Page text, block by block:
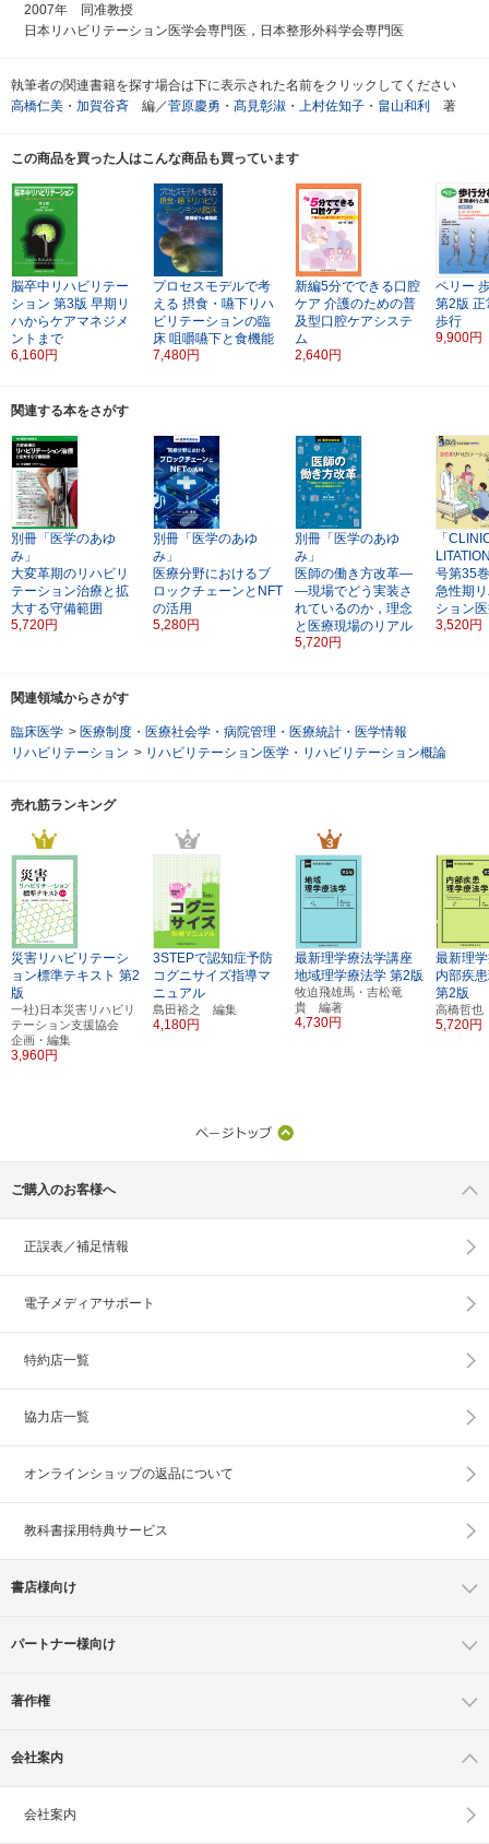
2007年 同准教授
日本リハビリテーション医学会専門医，日本整形外科学会専門医
執筆者の関連書籍を探す場合は下に表示された名前をクリックしてください
高橋仁美 ・ 加賀谷斉 編／菅原慶勇 ・ 髙見彰淑 ・ 上村佐知子 ・ 畠山和利 著
この商品を買った人はこんな商品も買っています
脳卒中リハビリテー
ション 第3版 早期リ
ハからケアマネジメ
ントまで
6,160円
プロセスモデルで考
える 摂食・嚥下リハ
ビリテーションの臨
床 咀嚼嚥下と食機能
7,480円
新編5分でできる口腔
ケア 介護のための普
及型口腔ケアシステ
ム
2,640円
ペリー
第2版 正
歩行
9,900円
関連する本をさがす
別冊「医学のあゆ
み」
大変革期のリハビリ
テーション治療と拡
大する守備範囲
5,720円
別冊「医学のあゆ
み」
医療分野におけるブ
ロックチェーンとNFT
の活用
5,280円
別冊「医学のあゆ
み」
医師の働き方改革―
―現場でどう実装さ
れているのか，理念
と医療現場のリアル
5,720円
「
号第35
急性期
ション
3,520円
関連領域からさがす
臨床医学 > 医療制度・医療社会学・病院管理・医療統計・医学情報
リハビリテーション > リハビリテーション医学・リハビリテーション概論
売れ筋ランキング
災害リハビリテーシ
ョン標準テキスト 第2
版
一社)日本災害リハビリ
テーション支援協会
企画・編集
3,960円
3STEPで認知症予防
コグニサイズ指導マ
ニュアル
島田裕之 編集
4,180円
最新理学療法学講座
地域理学療法学 第2版
牧迫飛雄馬・吉松竜
貴 編著
4,730円
最新理
内部疾
第2版
高橋哲
5,720円
ご購入のお客様へ
正誤表／補足情報
電子メディアサポート
特約店一覧
協力店一覧
オンラインショップの返品について
教科書採用特典サービス
書店様向け
パートナー様向け
著作権
会社案内
会社案内